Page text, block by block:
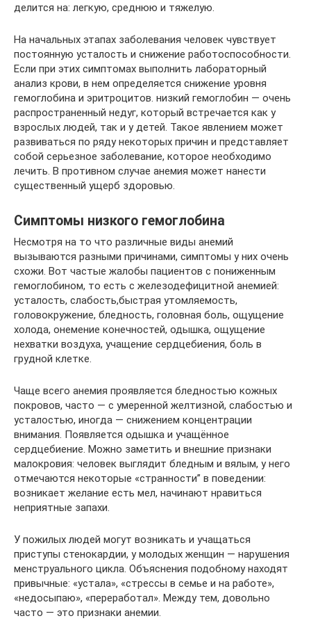
делится на: легкую, среднюю и тяжелую.
На начальных этапах заболевания человек чувствует
постоянную усталость и снижение работоспособности.
Если при этих симптомах выполнить лабораторный
анализ крови, в нем определяется снижение уровня
гемоглобина и эритроцитов. низкий гемоглобин — очень
распространенный недуг, который встречается как у
взрослых людей, так и у детей. Такое явлением может
развиваться по ряду некоторых причин и представляет
собой серьезное заболевание, которое необходимо
лечить. В противном случае анемия может нанести
существенный ущерб здоровью.
Симптомы низкого гемоглобина
Несмотря на то что различные виды анемий
вызываются разными причинами, симптомы у них очень
схожи. Вот частые жалобы пациентов с пониженным
гемоглобином, то есть с железодефицитной анемией:
усталость, слабость,быстрая утомляемость,
головокружение, бледность, головная боль, ощущение
холода, онемение конечностей, одышка, ощущение
нехватки воздуха, учащение сердцебиения, боль в
грудной клетке.
Чаще всего анемия проявляется бледностью кожных
покровов, часто — с умеренной желтизной, слабостью и
усталостью, иногда — снижением концентрации
внимания. Появляется одышка и учащённое
сердцебиение. Можно заметить и внешние признаки
малокровия: человек выглядит бледным и вялым, у него
отмечаются некоторые «странности” в поведении:
возникает желание есть мел, начинают нравиться
неприятные запахи.
У пожилых людей могут возникать и учащаться
приступы стенокардии, у молодых женщин — нарушения
менструального цикла. Объяснения подобному находят
привычные: «устала», «стрессы в семье и на работе»,
«недосыпаю», «переработал». Между тем, довольно
часто — это признаки анемии.